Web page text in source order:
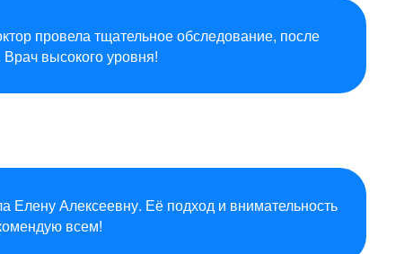
провела тщательное обследование, после
Врач высокого уровня!
Елену Алексеевну. Её подход и внимательность
всем!